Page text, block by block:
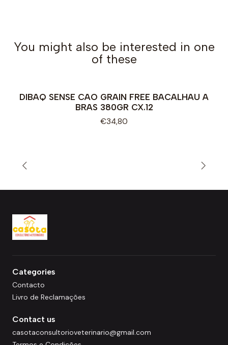
You might also be interested in one
of these
DIBAQ SENSE CAO GRAIN FREE BACALHAU A
BRAS 380GR CX.12
€34,80
Categories
Contacto
Livro de Reclamações
Contact us
casotaconsultorioveterinario@gmail.com